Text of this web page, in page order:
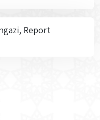
Report